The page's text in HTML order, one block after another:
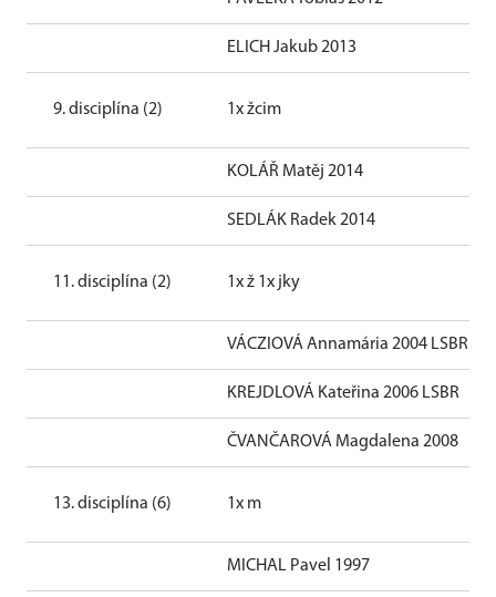
ELICH Jakub 2013
9. disciplína (2) 1x žcim
KOLÁŘ Matěj 2014
SEDLÁK Radek 2014
11. disciplína (2) 1x ž 1x jky
VÁCZIOVÁ Annamária 2004 LSBR
KREJDLOVÁ Kateřina 2006 LSBR
ČVANČAROVÁ Magdalena 2008
13. disciplína (6) 1x m
MICHAL Pavel 1997